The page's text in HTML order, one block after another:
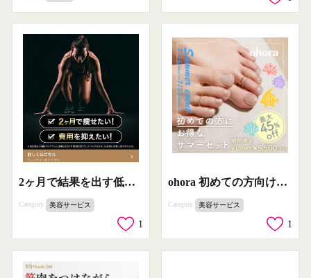
2ヶ月で結果を出す低価格ダイエットプログラム
Category 美容サービス
1
ohora 初めての方向けお得なサマーセット
Category 美容サービス
1